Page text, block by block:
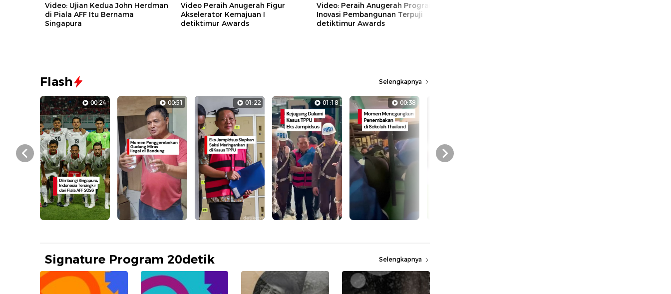
Video: Ujian Kedua John Herdman
di Piala AFF Itu Bernama
Singapura
Video Peraih Anugerah Figur
Akselerator Kemajuan I
detiktimur Awards
Video: Peraih Anugerah Program
Inovasi Pembangunan Terpuji
detiktimur Awards
Flash Selengkapnya
00:24 00:51 01:22 01:18 00:38
Prev Next
Signature Program 20detik Selengkapnya